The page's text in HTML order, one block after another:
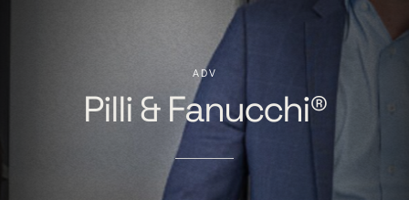
ADV
Pilli& Fanucchi®